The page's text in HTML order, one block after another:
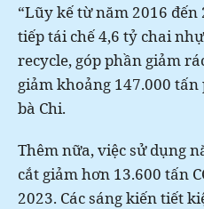
“Lũy kế từ năm 2016 đến
tiếp tái chế 4,6 tỷ chai
recycle, góp phần giảm
giảm khoảng 147.000
bà Chi.
Thêm nữa, việc sử dụng
cắt giảm hơn 13.600 tấn
2023. Các sáng kiến tiết